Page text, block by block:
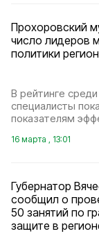
Прохоровский
число лидеров
политики
В рейтинге
специалисты
показателям
16 марта , 13:01
Губернатор
сообщил о
50 занятий по
защите в